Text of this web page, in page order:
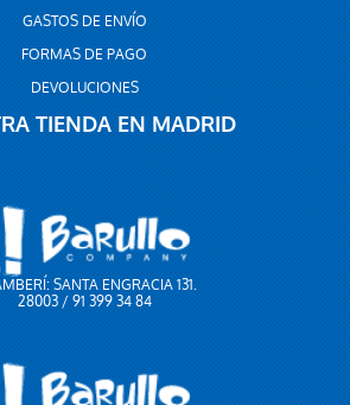
GASTOS DE ENVÍO
FORMAS DE PAGO
DEVOLUCIONES
TIENDA EN MADRID
SANTA ENGRACIA 131.
28003 / 91 399 34 84